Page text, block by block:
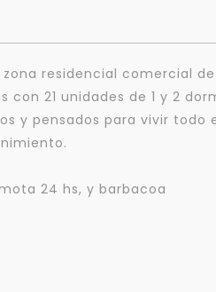
residencial comercial
con 21 unidades de 1 y 2
y pensados para vivir todo
24 hs, y barbacoa